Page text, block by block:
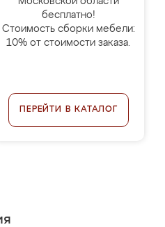
бесплатно!
Стоимость сборки мебели:
10% от стоимости заказа.
ПЕРЕЙТИ В КАТАЛОГ